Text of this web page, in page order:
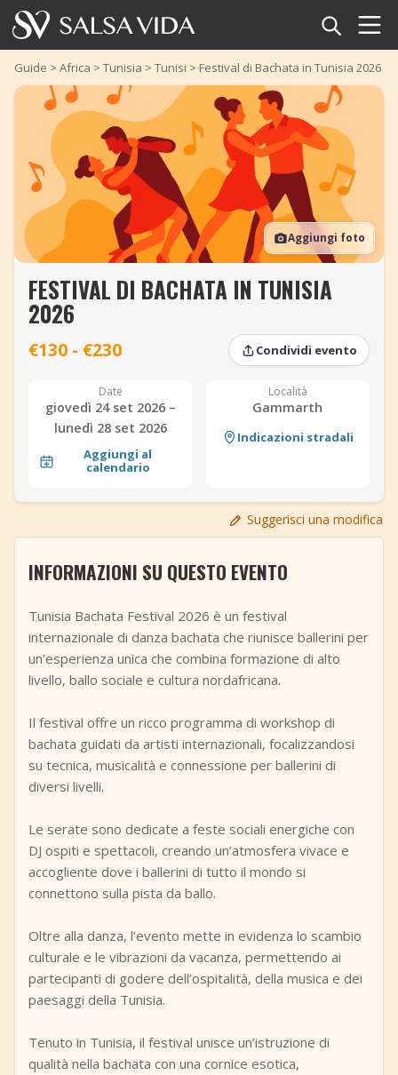
Home
Eventi
Notizie
Articoli
Video
Glossario della salsa
Aggiungi evento
Guide > Africa > Tunisia > Tunisi > Festival di Bachata in Tunisia 2026
Aggiungi foto
FESTIVAL DI BACHATA IN TUNISIA
2026
€130 - €230 Condividi evento
Date
giovedì 24 set 2026 –
lunedì 28 set 2026
Aggiungi al
calendario
Località
Gammarth
Indicazioni stradali
Suggerisci una modifica
INFORMAZIONI SU QUESTO EVENTO
Tunisia Bachata Festival 2026 è un festival
internazionale di danza bachata che riunisce ballerini per
un’esperienza unica che combina formazione di alto
livello, ballo sociale e cultura nordafricana.
Il festival offre un ricco programma di workshop di
bachata guidati da artisti internazionali, focalizzandosi
su tecnica, musicalità e connessione per ballerini di
diversi livelli.
Le serate sono dedicate a feste sociali energiche con
DJ ospiti e spettacoli, creando un’atmosfera vivace e
accogliente dove i ballerini di tutto il mondo si
connettono sulla pista da ballo.
Oltre alla danza, l’evento mette in evidenza lo scambio
culturale e le vibrazioni da vacanza, permettendo ai
partecipanti di godere dell’ospitalità, della musica e dei
paesaggi della Tunisia.
Tenuto in Tunisia, il festival unisce un’istruzione di
qualità nella bachata con una cornice esotica,